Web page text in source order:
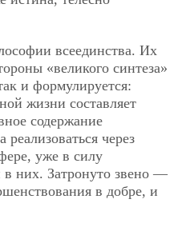
всеединства. Их
«великого синтеза»
и формулируется:
жизни составляет
содержание
через
уже в силу
в них. Затронуто звено —
в добре, и